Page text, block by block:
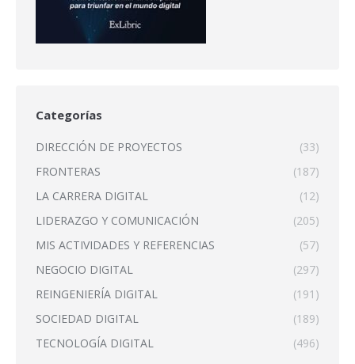
Categorías
DIRECCIÓN DE PROYECTOS
(33)
FRONTERAS
(187)
LA CARRERA DIGITAL
(12)
LIDERAZGO Y COMUNICACIÓN
(205)
MIS ACTIVIDADES Y REFERENCIAS
(57)
NEGOCIO DIGITAL
(297)
REINGENIERÍA DIGITAL
(191)
SOCIEDAD DIGITAL
(189)
TECNOLOGÍA DIGITAL
(496)